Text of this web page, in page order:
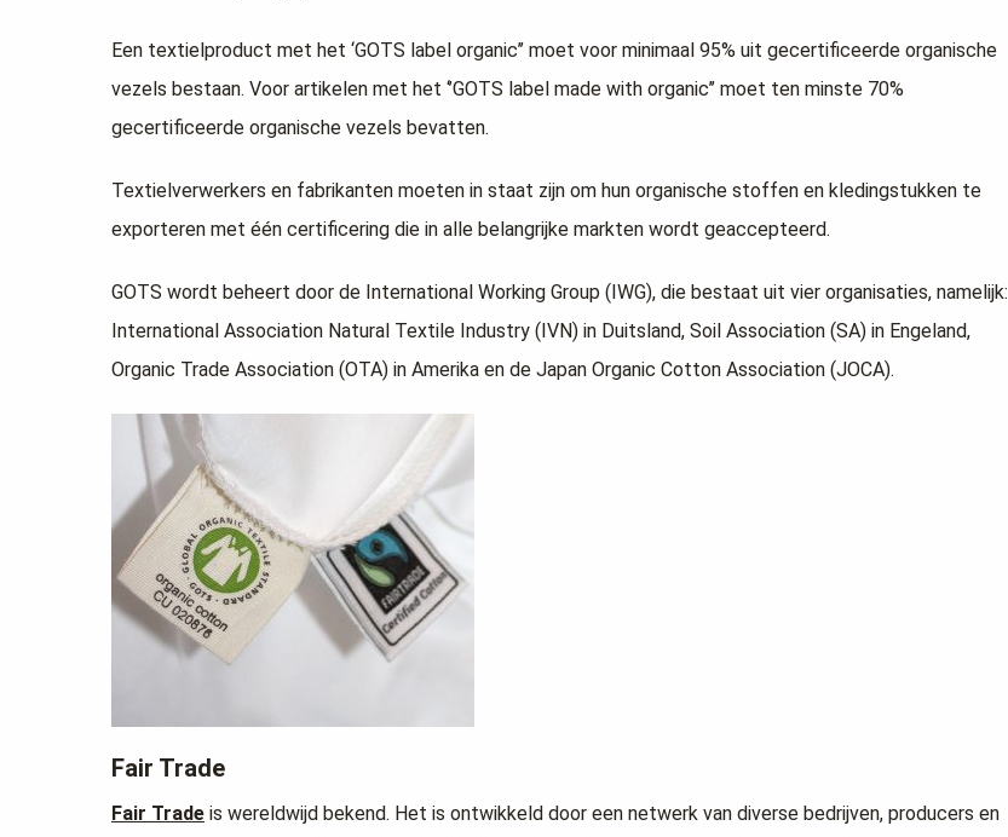
Een textielproduct met het ‘GOTS label organic’’ moet voor minimaal 95% uit gecertificeerde organische
vezels bestaan. Voor artikelen met het ‘’GOTS label made with organic’’ moet ten minste 70%
gecertificeerde organische vezels bevatten.
Textielverwerkers en fabrikanten moeten in staat zijn om hun organische stoffen en kledingstukken te
exporteren met één certificering die in alle belangrijke markten wordt geaccepteerd.
GOTS wordt beheert door de International Working Group (IWG), die bestaat uit vier organisaties, namelijk:
International Association Natural Textile Industry (IVN) in Duitsland, Soil Association (SA) in Engeland,
Organic Trade Association (OTA) in Amerika en de Japan Organic Cotton Association (JOCA).
Fair Trade
Fair Trade is wereldwijd bekend. Het is ontwikkeld door een netwerk van diverse bedrijven, producers en